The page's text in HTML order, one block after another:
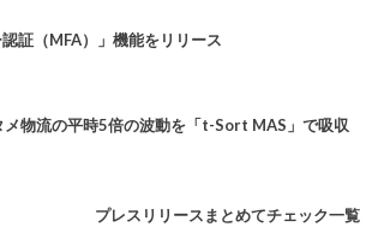
証（MFA）」機能をリリース
物流の平時5倍の波動を「t-Sort MAS」で吸収
プレスリリースまとめてチェック一覧